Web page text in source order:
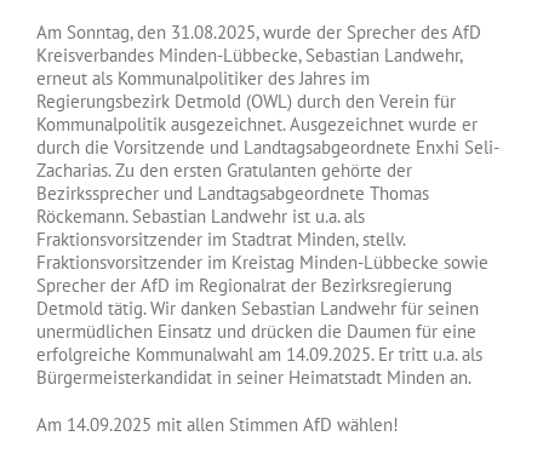
Am Sonntag, den 31.08.2025, wurde der Sprecher des AfD
Kreisverbandes Minden-Lübbecke, Sebastian Landwehr,
erneut als Kommunalpolitiker des Jahres im
Regierungsbezirk Detmold (OWL) durch den Verein für
Kommunalpolitik ausgezeichnet. Ausgezeichnet wurde er
durch die Vorsitzende und Landtagsabgeordnete Enxhi Seli-
Zacharias. Zu den ersten Gratulanten gehörte der
Bezirkssprecher und Landtagsabgeordnete Thomas
Röckemann. Sebastian Landwehr ist u.a. als
Fraktionsvorsitzender im Stadtrat Minden, stellv.
Fraktionsvorsitzender im Kreistag Minden-Lübbecke sowie
Sprecher der AfD im Regionalrat der Bezirksregierung
Detmold tätig. Wir danken Sebastian Landwehr für seinen
unermüdlichen Einsatz und drücken die Daumen für eine
erfolgreiche Kommunalwahl am 14.09.2025. Er tritt u.a. als
Bürgermeisterkandidat in seiner Heimatstadt Minden an.
Am 14.09.2025 mit allen Stimmen AfD wählen!